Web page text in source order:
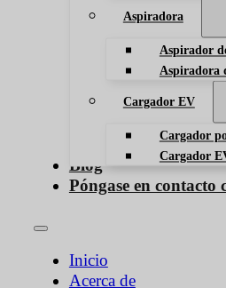
Aspiradora
Aspirador
Aspiradora
Cargador EV
Cargador
Cargador
Blog
Póngase en contacto
Inicio
Acerca de